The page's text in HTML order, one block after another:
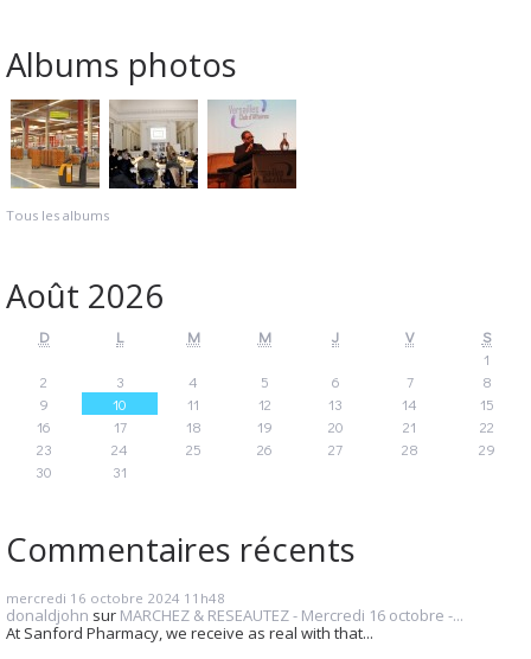
Albums photos
Tous les albums
Août 2026
D L M M J V
S
1
2
3 4 5 6 7
8
9
10 11 12 13 14
15
16
17 18 19 20 21
22
23
24 25 26 27 28
29
30
31
Commentaires récents
mercredi 16 octobre 2024 11h48
donaldjohn sur MARCHEZ & RESEAUTEZ - Mercredi 16 octobre -...
At Sanford Pharmacy, we receive as real with that...